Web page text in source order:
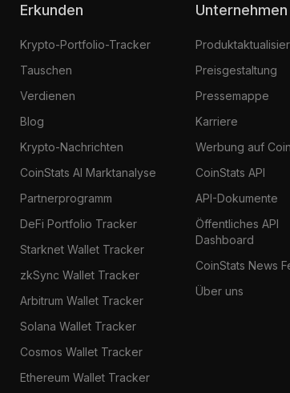
Erkunden
Krypto-Portfolio-Tracker
Tauschen
Verdienen
Blog
Krypto-Nachrichten
CoinStats AI Marktanalyse
Partnerprogramm
DeFi Portfolio Tracker
Starknet Wallet Tracker
zkSync Wallet Tracker
Arbitrum Wallet Tracker
Solana Wallet Tracker
Cosmos Wallet Tracker
Ethereum Wallet Tracker
Unternehmen
Preisgestaltung
Pressemappe
Karriere
Werbung auf
CoinStats API
API-Dokumente
Öffentliches API
Dashboard
CoinStats News
Über uns